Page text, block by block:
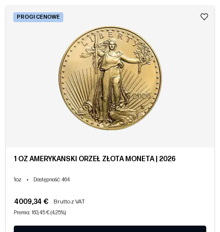
PROGI CENOWE
1 OZ AMERYKAŃSKI ORZEŁ ZŁOTA MONETA | 2026
1oz • Dostępność: 464
4009,34 € Brutto z VAT
Premia: 163,45 € (4,25%)